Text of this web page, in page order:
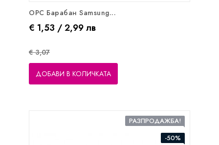
OPC Барабан Samsung...
Цена
€ 1,53 / 2,99 лвРедовна цена
€ 3,07
ДОБАВИ В КОЛИЧКАТА
РАЗПРОДАЖБА!
-50%